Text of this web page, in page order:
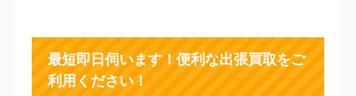
最短即日伺います！便利な出張買取をご
利用ください！